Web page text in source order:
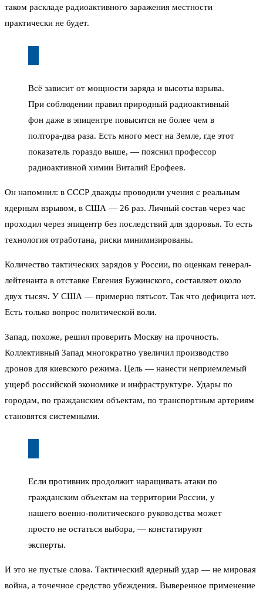
таком раскладе радиоактивного заражения местности
практически не будет.
Всё зависит от мощности заряда и высоты взрыва.
При соблюдении правил природный радиоактивный
фон даже в эпицентре повысится не более чем в
полтора-два раза. Есть много мест на Земле, где этот
показатель гораздо выше, — пояснил профессор
радиоактивной химии Виталий Ерофеев.
Он напомнил: в СССР дважды проводили учения с реальным
ядерным взрывом, в США — 26 раз. Личный состав через час
проходил через эпицентр без последствий для здоровья. То есть
технология отработана, риски минимизированы.
Количество тактических зарядов у России, по оценкам генерал-
лейтенанта в отставке Евгения Бужинского, составляет около
двух тысяч. У США — примерно пятьсот. Так что дефицита нет.
Есть только вопрос политической воли.
Запад, похоже, решил проверить Москву на прочность.
Коллективный Запад многократно увеличил производство
дронов для киевского режима. Цель — нанести неприемлемый
ущерб российской экономике и инфраструктуре. Удары по
городам, по гражданским объектам, по транспортным артериям
становятся системными.
Если противник продолжит наращивать атаки по
гражданским объектам на территории России, у
нашего военно-политического руководства может
просто не остаться выбора, — констатируют
эксперты.
И это не пустые слова. Тактический ядерный удар — не мировая
война, а точечное средство убеждения. Выверенное применение